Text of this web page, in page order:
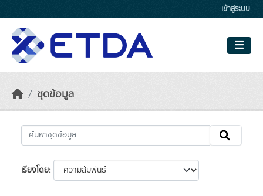
เข้าสู่ระบบ
ชุดข้อมูล
เรียงโดย